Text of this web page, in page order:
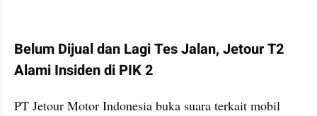
Belum Dijual dan Lagi Tes Jalan, Jetour T2
Alami Insiden di PIK 2
PT Jetour Motor Indonesia buka suara terkait mobil